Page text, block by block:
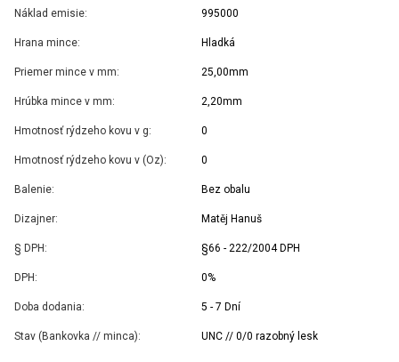
Náklad emisie: 995000
Hrana mince: Hladká
Priemer mince v mm: 25,00mm
Hrúbka mince v mm: 2,20mm
Hmotnosť rýdzeho kovu v g: 0
Hmotnosť rýdzeho kovu v (Oz): 0
Balenie: Bez obalu
Dizajner: Matěj Hanuš
§ DPH: §66 - 222/2004 DPH
DPH: 0%
Doba dodania: 5 - 7 Dní
Stav (Bankovka // minca): UNC // 0/0 razobný lesk